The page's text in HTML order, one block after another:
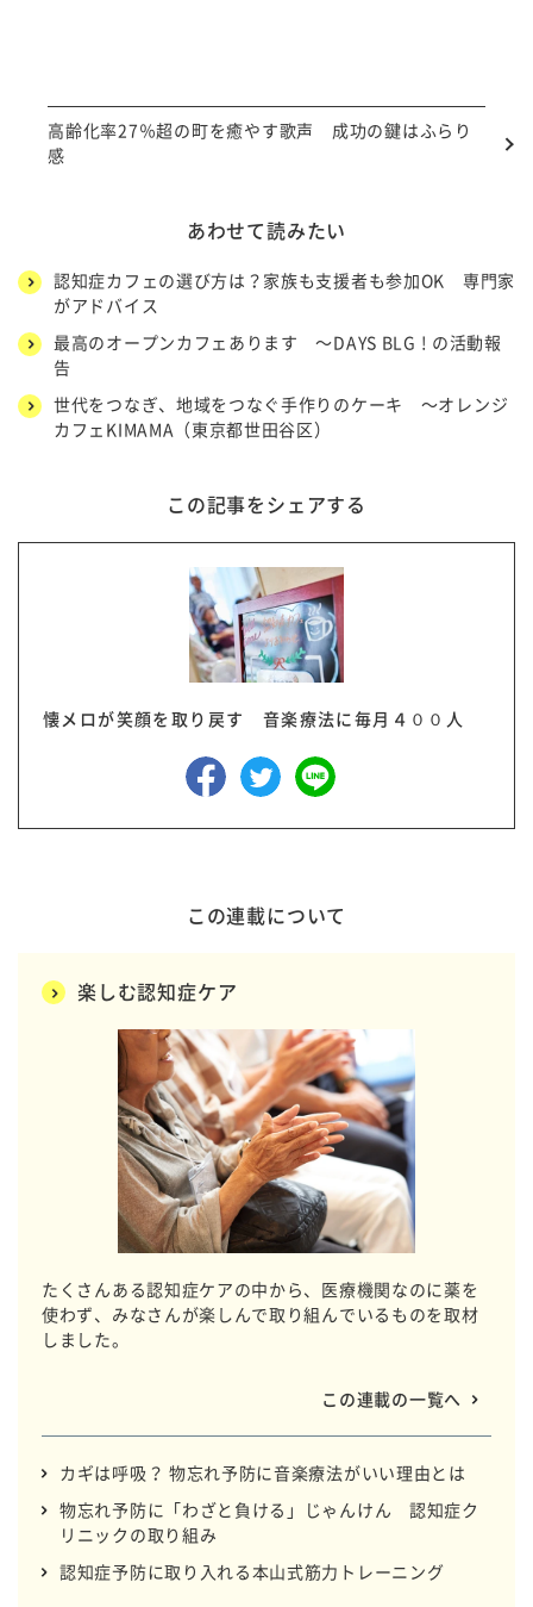
高齢化率27％超の町を癒やす歌声 成功の鍵はふらり
感
あわせて読みたい
認知症カフェの選び方は？家族も支援者も参加OK 専門家
がアドバイス
最高のオープンカフェあります ～DAYS BLG ! の活動報
告
世代をつなぎ、地域をつなぐ手作りのケーキ ～オレンジ
カフェKIMAMA（東京都世田谷区）
この記事をシェアする
懐メロが笑顔を取り戻す 音楽療法に毎月４００人
この連載について
楽しむ認知症ケア
たくさんある認知症ケアの中から、医療機関なのに薬を
使わず、みなさんが楽しんで取り組んでいるものを取材
しました。
この連載の一覧へ
カギは呼吸？ 物忘れ予防に音楽療法がいい理由とは
物忘れ予防に「わざと負ける」じゃんけん 認知症ク
リニックの取り組み
認知症予防に取り入れる本山式筋力トレーニング